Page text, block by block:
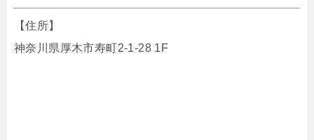
【住所】
神奈川県厚木市寿町2-1-28 1F